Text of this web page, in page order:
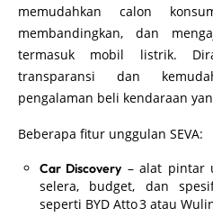
memudahkan calon
membandingkan, dan
termasuk mobil listrik.
transparansi dan
pengalaman beli kendaraan
Beberapa fitur unggulan SEVA:
Car Discovery – alat pintar
selera, budget, dan
seperti BYD Atto 3 atau